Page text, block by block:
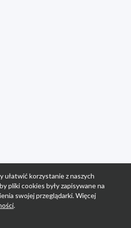
ułatwić korzystanie z naszych
pliki cookies były zapisywane na
swojej przeglądarki. Więcej
.